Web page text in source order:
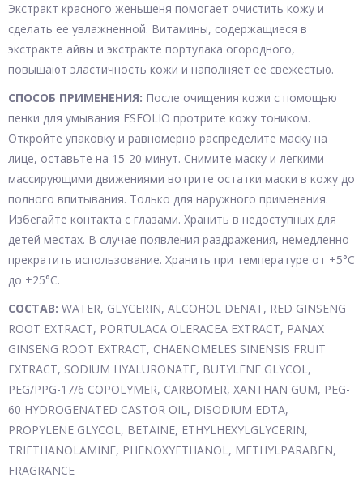
Экстракт красного женьшеня помогает очистить кожу и
сделать ее увлажненной. Витамины, содержащиеся в
экстракте айвы и экстракте портулака огородного,
повышают эластичность кожи и наполняет ее свежестью.
СПОСОБ ПРИМЕНЕНИЯ: После очищения кожи с помощью
пенки для умывания ESFOLIO протрите кожу тоником.
Откройте упаковку и равномерно распределите маску на
лице, оставьте на 15-20 минут. Снимите маску и легкими
массирующими движениями вотрите остатки маски в кожу до
полного впитывания. Только для наружного применения.
Избегайте контакта с глазами. Хранить в недоступных для
детей местах. В случае появления раздражения, немедленно
прекратить использование. Хранить при температуре от +5°С
до +25°С.
СОСТАВ: WATER, GLYCERIN, ALCOHOL DENAT, RED GINSENG
ROOT EXTRACT, PORTULACA OLERACEA EXTRACT, PANAX
GINSENG ROOT EXTRACT, CHAENOMELES SINENSIS FRUIT
EXTRACT, SODIUM HYALURONATE, BUTYLENE GLYCOL,
PEG/PPG-17/6 COPOLYMER, CARBOMER, XANTHAN GUM, PEG-
60 HYDROGENATED CASTOR OIL, DISODIUM EDTA,
PROPYLENE GLYCOL, BETAINE, ETHYLHEXYLGLYCERIN,
TRIETHANOLAMINE, PHENOXYETHANOL, METHYLPARABEN,
FRAGRANCE